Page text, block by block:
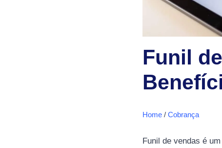
Funil
Home / Cobrança
Funil de vendas é